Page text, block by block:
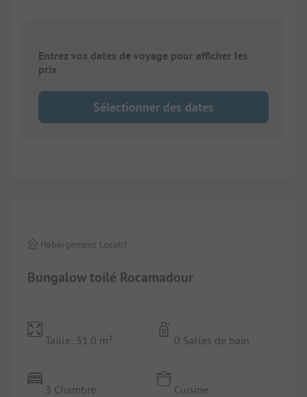
Entrez vos dates de voyage pour afficher les
prix
Sélectionner des dates
Bungalow toilé Rocamadour
Hébergement Locatif
Taille: 31.0 m²
3 Chambre
0 Salles de bain
Cuisine